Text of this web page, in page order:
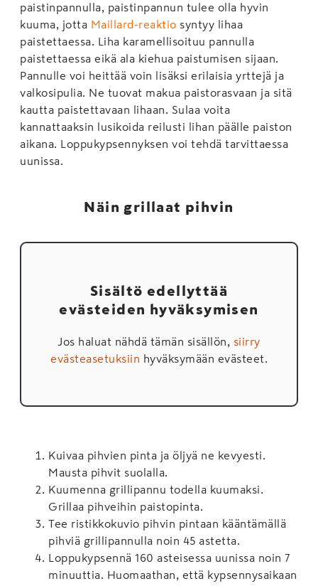
paistinpannulla, paistinpannun tulee olla hyvin
kuuma, jotta Maillard-reaktio syntyy lihaa
paistettaessa. Liha karamellisoituu pannulla
paistettaessa eikä ala kiehua paistumisen sijaan.
Pannulle voi heittää voin lisäksi erilaisia yrttejä ja
valkosipulia. Ne tuovat makua paistorasvaan ja sitä
kautta paistettavaan lihaan. Sulaa voita
kannattaaksin lusikoida reilusti lihan päälle paiston
aikana. Loppukypsennyksen voi tehdä tarvittaessa
uunissa.
Näin grillaat pihvin
Sisältö edellyttää
evästeiden hyväksymisen
Jos haluat nähdä tämän sisällön, siirry
evästeasetuksiin hyväksymään evästeet.
Kuivaa pihvien pinta ja öljyä ne kevyesti.
Mausta pihvit suolalla.
Kuumenna grillipannu todella kuumaksi.
Grillaa pihveihin paistopinta.
Tee ristikkokuvio pihvin pintaan kääntämällä
pihviä grillipannulla noin 45 astetta.
Loppukypsennä 160 asteisessa uunissa noin 7
minuuttia. Huomaathan, että kypsennysaikaan